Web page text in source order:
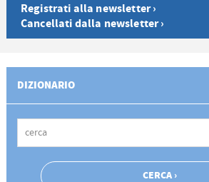
Registrati alla newsletter ›
Cancellati dalla newsletter ›
DIZIONARIO